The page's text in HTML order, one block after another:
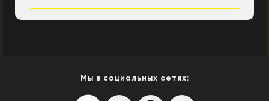
Мы в социальных сетях: